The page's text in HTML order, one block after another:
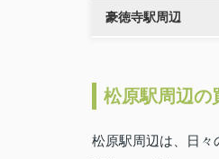
豪徳寺駅周辺
松原駅周辺の
松原駅周辺は、日々